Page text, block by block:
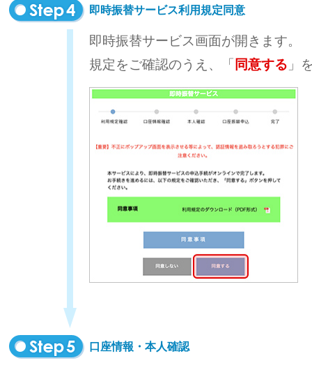
即時振替サービス利用規定同意
即時振替サービス画面が開きます。
規定をご確認のうえ、「 同意する 」
口座情報・本人確認